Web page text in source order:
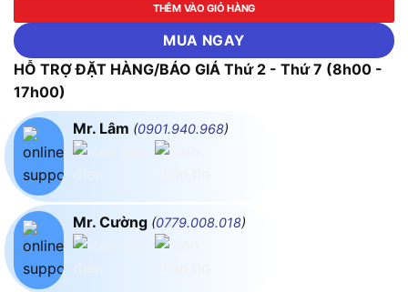
THÊM VÀO GIỎ HÀNG
MUA NGAY
HỖ TRỢ ĐẶT HÀNG/BÁO GIÁ Thứ 2 - Thứ 7 (8h00 -
17h00)
Mr. Lâm (0901.940.968)
Mr. Cường (0779.008.018)